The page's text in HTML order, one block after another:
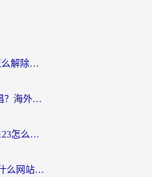
优酷手机app地域限制怎么解除？海外党亲测有效的追剧方案
全民K歌国外如何听原唱？海外党亲测有效的回国加速器选择指南
在海外如果使用交管12123怎么处理？留学生亲测有效的回国加速方案
海外看国内电视直播用什么网站比较好？一篇解决你所有追剧难题的实用指南